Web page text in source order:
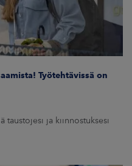
Työtehtävissä on
taustojesi ja kiinnostuksesi